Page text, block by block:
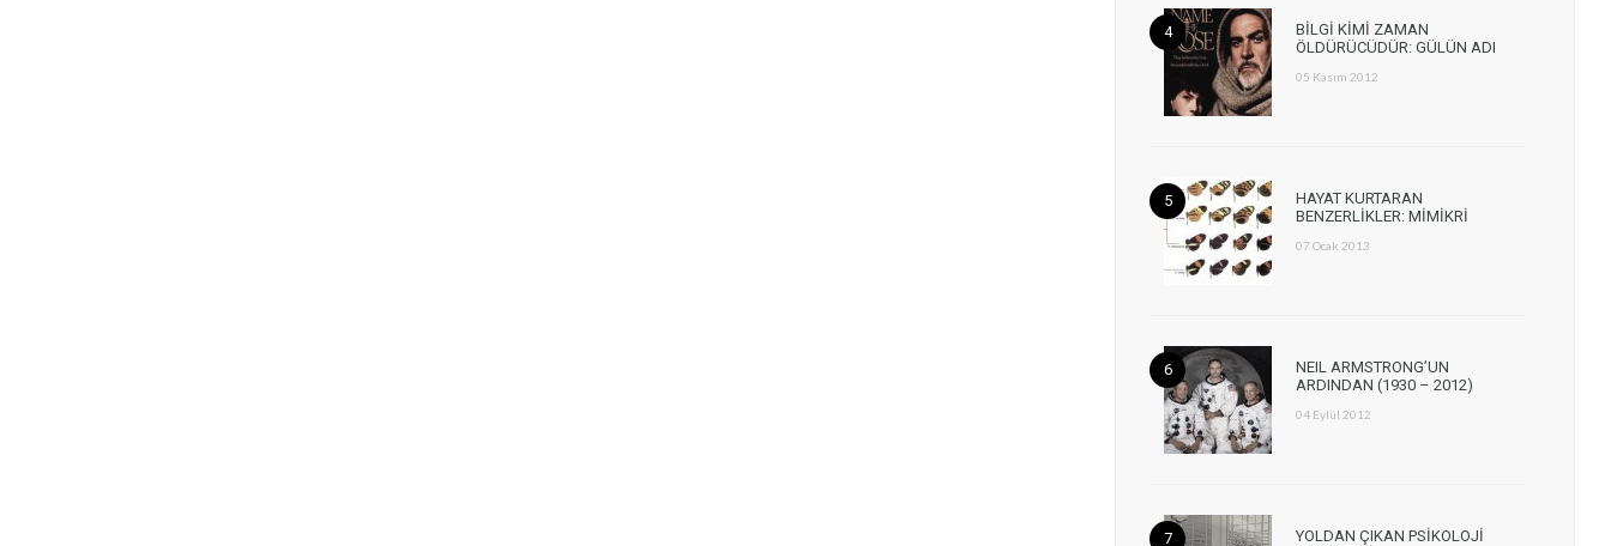
BİLGİ KİMİ ZAMAN
ÖLDÜRÜCÜDÜR: GÜLÜN ADI
05 Kasım 2012
HAYAT KURTARAN
BENZERLİKLER: MİMİKRİ
07 Ocak 2013
NEIL ARMSTRONG’UN
ARDINDAN (1930 – 2012)
04 Eylül 2012
YOLDAN ÇIKAN PSİKOLOJİ